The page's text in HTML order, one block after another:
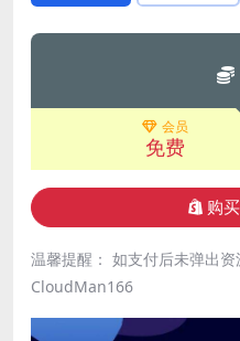
会员
免费
购
温馨提醒： 如支付后未弹出
CloudMan166